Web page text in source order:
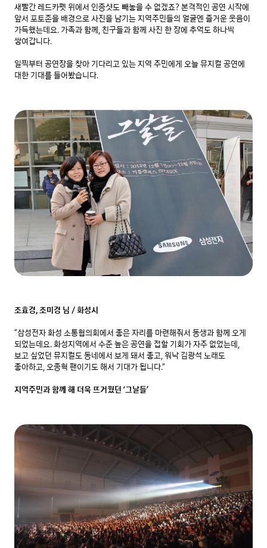
새빨간 레드카펫 위에서 인증샷도 빼놓을 수 없겠죠? 본격적인 공연 시작에
앞서 포토존을 배경으로 사진을 남기는 지역주민들의 얼굴엔 즐거운 웃음이
가득했는데요. 가족과 함께, 친구들과 함께 사진 한 장에 추억도 하나씩
쌓여갑니다.
일찍부터 공연장을 찾아 기다리고 있는 지역 주민에게 오늘 뮤지컬 공연에
대한 기대를 들어봤습니다.
조효경, 조미경 님 / 화성시
“삼성전자 화성 소통협의회에서 좋은 자리를 마련해줘서 동생과 함께 오게
되었는데요. 화성지역에서 수준 높은 공연을 접할 기회가 자주 없었는데,
보고 싶었던 뮤지컬도 동네에서 보게 돼서 좋고, 워낙 김광석 노래도
좋아하고, 오종혁 팬이기도 해서 기대가 됩니다.”
지역주민과 함께 해 더욱 뜨거웠던 ‘그날들’